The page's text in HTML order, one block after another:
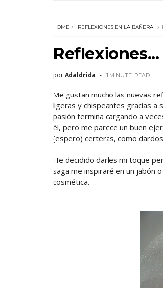
HOME REFLEXIONES EN LA BAÑERA
porAdaldrida 1 MINUTE READ
Me gustan mucho las nuevas
ligeras y chispeantes gracias a
pasión termina cargando a
él, pero me parece un buen
(espero) certeras, como
He decidido darles mi toque
saga me inspiraré en un jabón
cosmética.